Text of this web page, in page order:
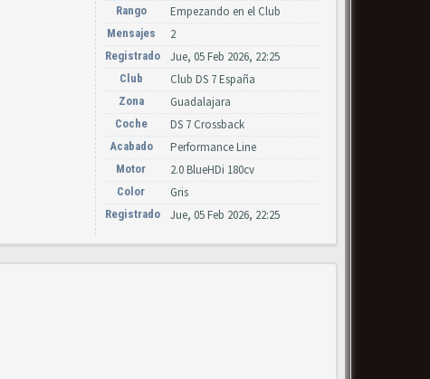
Rango Empezando en el Club
Mensajes 2
Registrado Jue, 05 Feb 2026, 22:25
Club Club DS 7 España
Zona Guadalajara
Coche DS 7 Crossback
Acabado Performance Line
Motor 2.0 BlueHDi 180cv
Color Gris
Registrado Jue, 05 Feb 2026, 22:25